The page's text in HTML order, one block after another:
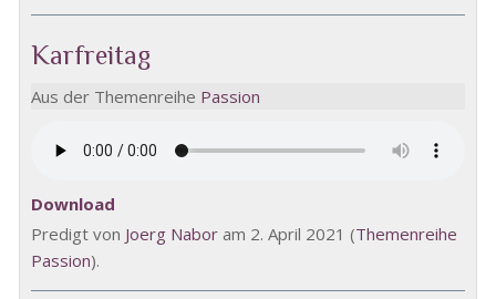
Karfreitag
Aus der Themenreihe Passion
Download
Predigt von Joerg Nabor am 2. April 2021 (Themenreihe
Passion).